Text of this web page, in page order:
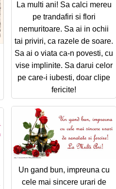
La multi ani! Sa calci mereu
pe trandafiri si flori
nemuritoare. Sa ai in ochii
tai priviri, ca razele de soare.
Sa ai o viata ca-n povesti, cu
vise implinite. Sa darui celor
pe care-i iubesti, doar clipe
fericite!
Un gand bun, impreuna cu
cele mai sincere urari de